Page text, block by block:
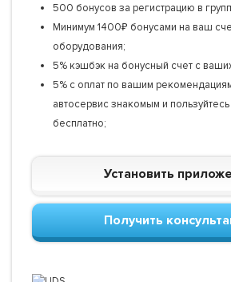
500 бонусов за регистрацию в
Минимум 1400₽ бонусами на ваш
оборудования;
5% кэшбэк на бонусный счет с
5% с оплат по вашим
автосервис знакомым и пользуйтесь
бесплатно;
Установить
Получить